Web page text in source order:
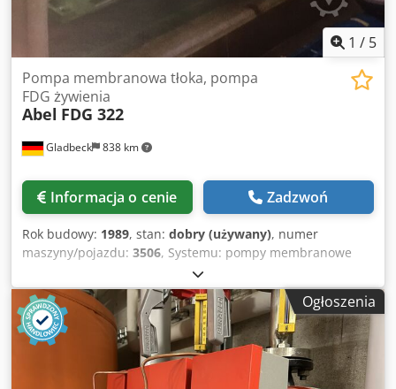
1 / 5
Gladbeck 838 km
Pompa membranowa tłoka, pompa
FDG żywienia
Abel FDG 322
Informacja o cenie Zadzwoń
Rok budowy: 1989, stan: dobry (używany), numer
maszyny/pojazdu: 3506, Systemu: pompy membranowe
tłoka Producent: Abel Typ: FDG 322 Numer maszyny: 3506
Rok budowy: 1989 Wydajność: 15 m3 Ciśnienie: 15 bar
Silnik: BBC, 11 kW, 50 Hz Chedpfxjdkdi Eo AdzsaOgłoszenia